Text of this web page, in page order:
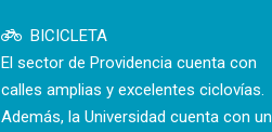
BICICLETA
El sector de Providencia cuenta con
calles amplias y excelentes ciclovías.
Además, la Universidad cuenta con un